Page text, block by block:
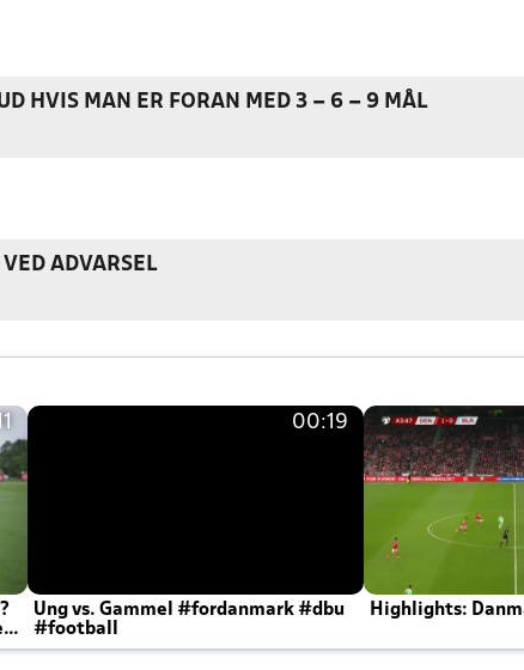
HVIS MAN ER FORAN MED 3 – 6 – 9 MÅL
ADVARSEL
00:19
Ung vs. Gammel #fordanmark #dbu
#football
Highlights: